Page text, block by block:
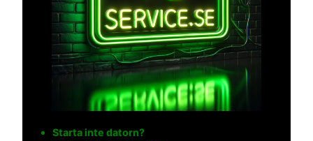
Starta inte datorn?